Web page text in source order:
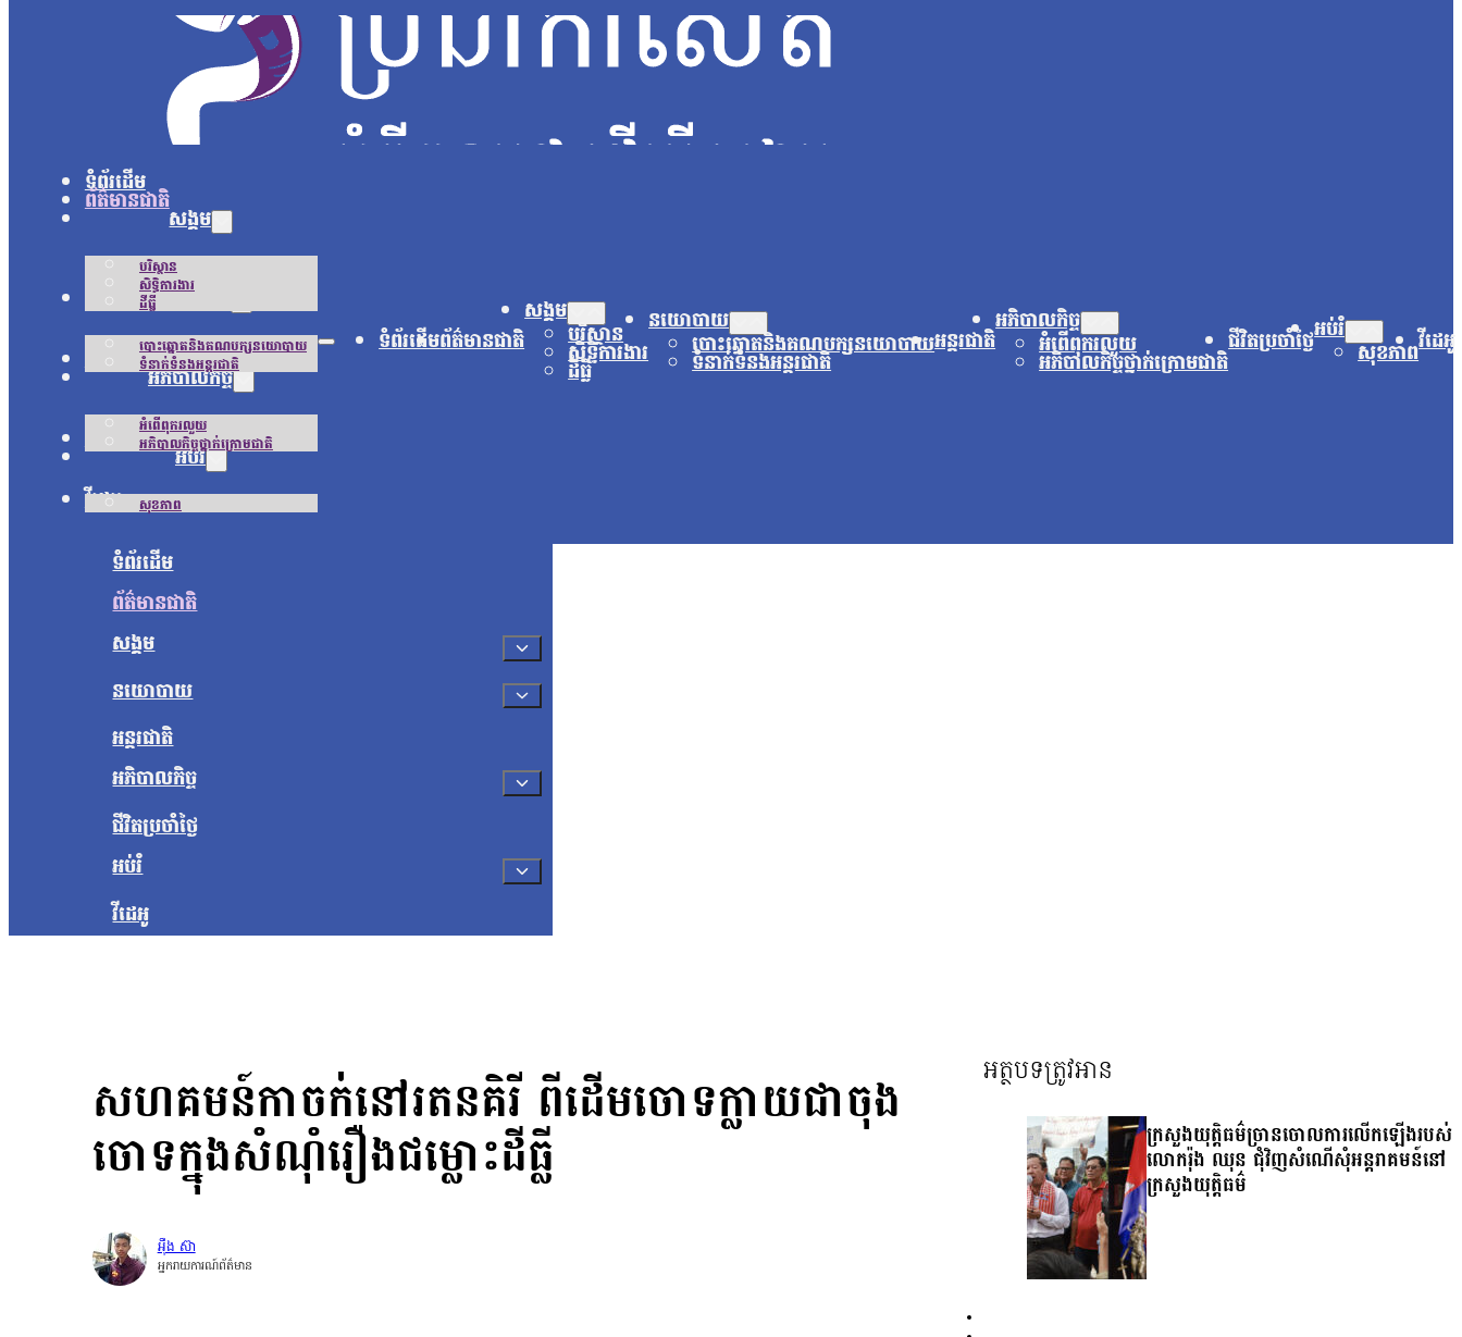
ទំព័រដើម
ព័ត៌មានជាតិ
សង្គម
បរិស្ថាន
សិទ្ធិការងារ
ដីធ្លីនយោបាយ
បោះឆ្នោតនិងគណបក្សនយោបាយ
ទំនាក់ទំនងអន្តរជាតិ
អន្តរជាតិ
អភិបាលកិច្ច
អំពើពុករលួយ
អភិបាលកិច្ចថ្នាក់ក្រោមជាតិ
ជីវិតប្រចាំថ្ងៃ
អប់រំ
សុខភាព
វីដេអូ
ទំព័រដើមព័ត៌មានជាតិ
សង្គម
បរិស្ថាន
សិទ្ធិការងារ
ដីធ្លី
នយោបាយ
បោះឆ្នោតនិងគណបក្សនយោបាយ
ទំនាក់ទំនងអន្តរជាតិ
អន្តរជាតិ
អភិបាលកិច្ច
អំពើពុករលួយ
អភិបាលកិច្ចថ្នាក់ក្រោមជាតិ
ជីវិតប្រចាំថ្ងៃអប់រំ
សុខភាពវីដេអូ
ទំព័រដើម
ព័ត៌មានជាតិ
សង្គម
នយោបាយ
អន្តរជាតិ
អភិបាលកិច្ច
ជីវិតប្រចាំថ្ងៃ
អប់រំ
វីដេអូ
សហគមន៍កាចក់នៅរតនគិរី ពីដើមចោទក្លាយជាចុង
ចោទក្នុងសំណុំរឿងជម្លោះដីធ្លី
អុឺង ស៊ា
អ្នករាយការណ៍ព័ត៌មាន
អត្ថបទត្រូវអាន
ក្រសួងយុត្តិធម៌ច្រានចោលការលើកឡើងរបស់
លោករ៉ុង ឈុន ជុំវិញសំណើសុំអន្តរាគមន៍នៅ
ក្រសួងយុត្តិធម៌